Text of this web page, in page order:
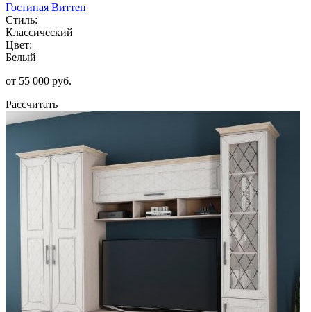
Гостиная Виттен
Стиль:
Классический
Цвет:
Белый
от 55 000 руб.
Рассчитать